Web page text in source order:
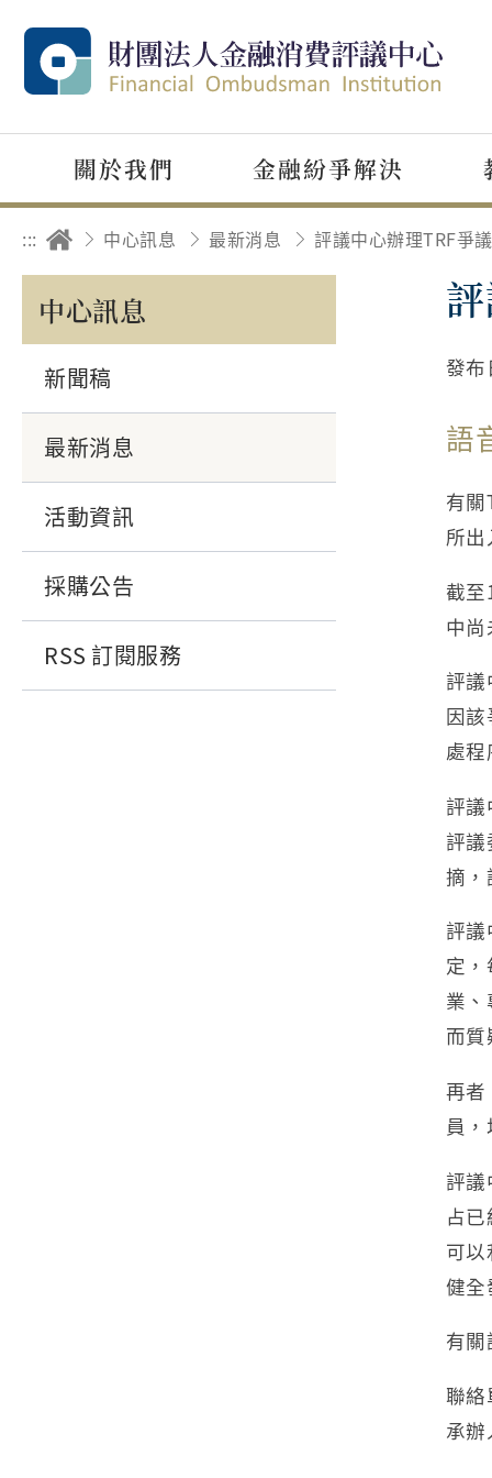
關於我們 金融紛爭解決
::: 中心訊息 最新消息
中心訊息
新聞稿
最新消息
活動資訊
採購公告
RSS 訂閱服務
發布
語
有
所
截
中
評
因
處
評
評
摘，
評
定
業
而
再者
員
評
占
可
健全
有
聯絡
承